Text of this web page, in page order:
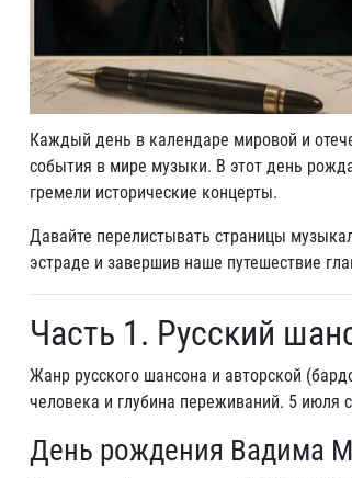
Каждый день в календаре мировой и
события в мире музыки. В этот день
гремели исторические концерты.
Давайте перелистывать страницы
эстраде и завершив наше путешествие
Часть 1. Русский
Жанр русского шансона и авторской
человека и глубина переживаний. 5 июля
День рождения Вадима